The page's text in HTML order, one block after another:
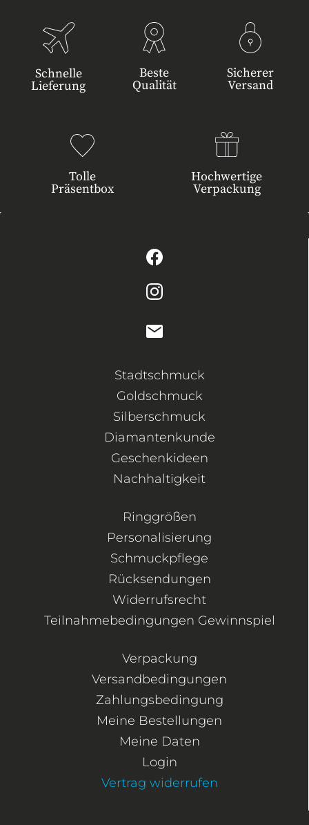
Schnelle
Lieferung
Beste
Qualität
Sicherer
Versand
Tolle
Präsentbox
Hochwertige
Verpackung
Stadtschmuck
Goldschmuck
Silberschmuck
Diamantenkunde
Geschenkideen
Nachhaltigkeit
Ringgrößen
Personalisierung
Schmuckpflege
Rücksendungen
Widerrufsrecht
Teilnahmebedingungen Gewinnspiel
Verpackung
Versandbedingungen
Zahlungsbedingung
Meine Bestellungen
Meine Daten
Login
Vertrag widerrufen